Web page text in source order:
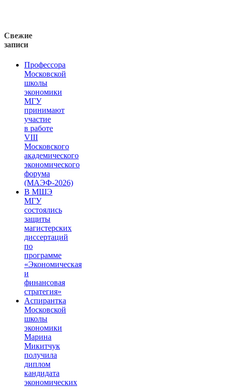
Свежие
записи
Профессора
Московской
школы
экономики
МГУ
принимают
участие
в работе
VIII
Московского
академического
экономического
форума
(МАЭФ-2026)
В МШЭ
МГУ
состоялись
защиты
магистерских
диссертаций
по
программе
«Экономическая
и
финансовая
стратегия»
Аспирантка
Московской
школы
экономики
Марина
Микитчук
получила
диплом
кандидата
экономических